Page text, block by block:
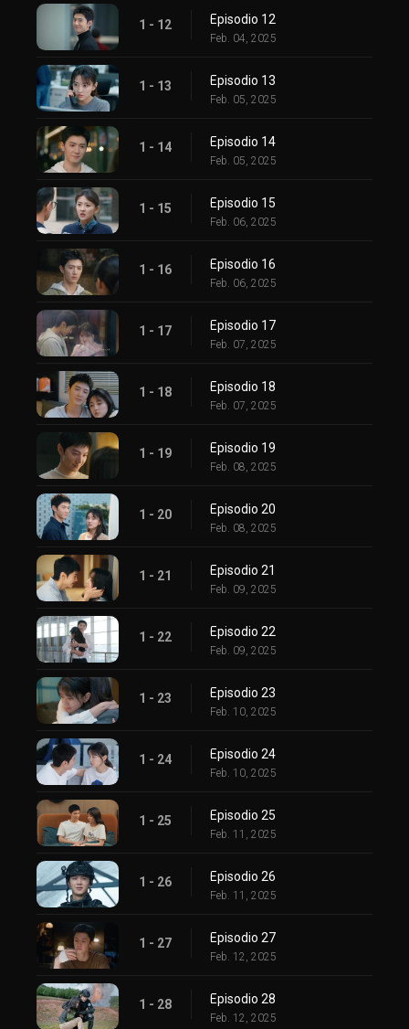
1 - 12 Episodio 12
Feb. 04, 2025
1 - 13 Episodio 13
Feb. 05, 2025
1 - 14 Episodio 14
Feb. 05, 2025
1 - 15 Episodio 15
Feb. 06, 2025
1 - 16 Episodio 16
Feb. 06, 2025
1 - 17 Episodio 17
Feb. 07, 2025
1 - 18 Episodio 18
Feb. 07, 2025
1 - 19 Episodio 19
Feb. 08, 2025
1 - 20 Episodio 20
Feb. 08, 2025
1 - 21 Episodio 21
Feb. 09, 2025
1 - 22 Episodio 22
Feb. 09, 2025
1 - 23 Episodio 23
Feb. 10, 2025
1 - 24 Episodio 24
Feb. 10, 2025
1 - 25 Episodio 25
Feb. 11, 2025
1 - 26 Episodio 26
Feb. 11, 2025
1 - 27 Episodio 27
Feb. 12, 2025
1 - 28 Episodio 28
Feb. 12, 2025